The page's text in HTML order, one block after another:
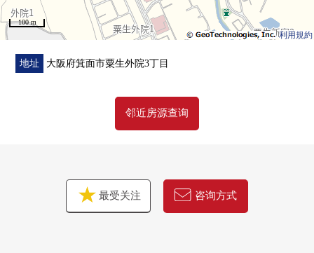
利用規約
100 m
地址 大阪府箕面市粟生外院3丁目
邻近房源查询
最受关注 咨询方式